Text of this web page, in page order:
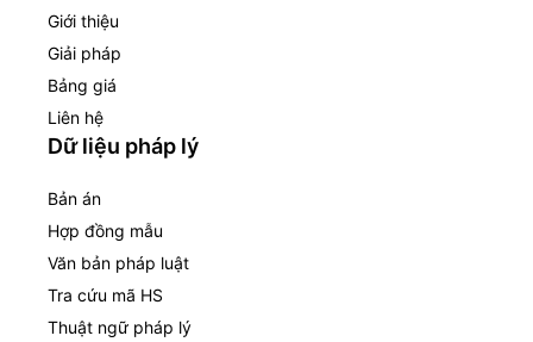
Giới thiệu
Giải pháp
Bảng giá
Liên hệ
Dữ liệu pháp lý
Bản án
Hợp đồng mẫu
Văn bản pháp luật
Tra cứu mã HS
Thuật ngữ pháp lý